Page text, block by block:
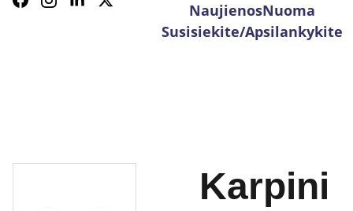
NaujienosNuoma
Susisiekite/Apsilankykite
Karpini